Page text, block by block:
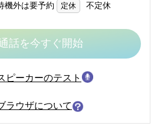
機外は要予約 定休 不定休
話を今すぐ開始
ピーカーのテスト
ラウザについて